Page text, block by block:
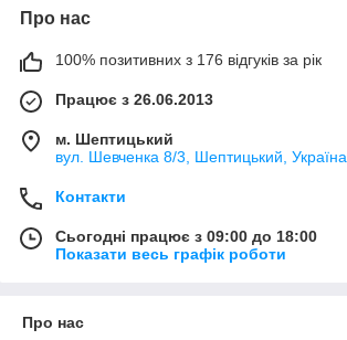
Про нас
100% позитивних з 176 відгуків за рік
Працює з 26.06.2013
м. Шептицький
вул. Шевченка 8/3, Шептицький, Україна
Контакти
Сьогодні працює з 09:00 до 18:00
Показати весь графік роботи
Про нас